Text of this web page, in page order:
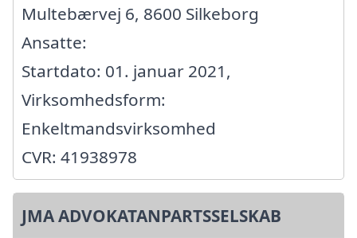
Multebærvej 6, 8600 Silkeborg
Ansatte:
Startdato: 01. januar 2021,
Virksomhedsform:
Enkeltmandsvirksomhed
CVR: 41938978
JMA ADVOKATANPARTSSELSKAB